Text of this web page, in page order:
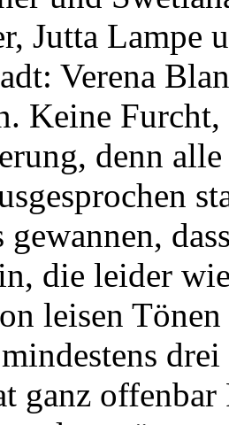
Jutta Lampe
Verena
Keine
denn alle
gewannen,
die leider
leisen
ganz